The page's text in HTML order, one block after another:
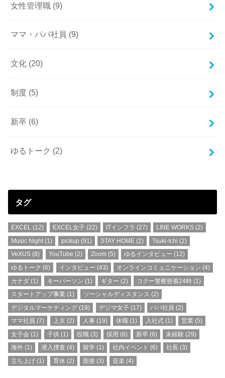
女性管理職 (9)
ママ・パパ社員 (9)
文化 (20)
制度 (5)
新卒 (6)
ゆるトーク (2)
タグ
EXCEL (12) EXCEL女子(22) ITインフラ (27) LINE WORKS (2)
Music Night (1) pickup (91) STAY HOME(2) Tsuki-Ichi (2)
VeXUS (8) YouTube (2) Zoom (5) ゆるインタビュー (12)
ゆるトーク (6) インタビュー (43) オンラインコミュニケーション (4)
カナダ (1) キーパーソン (1) ギター (2) コクー警察密着24時 (1)
スタートアップ事業 (1) ソーシャルディスタンス (2)
デジタルマーケティング (19) デジマ女子(17) パパ社員 (2)
ママ社員 (7) 上京(2) 人事(19) 休職 (1) 入社式 (1) 営業 (5)
女子会 (1) 子供(1) 役職(3) 採用 (6) 新卒 (6) 未経験 (29)
海外 (1) 潜入捜査 (4) 留学(1) 社内イベント (6) 社長 (3)
立ち上げ (1) 育休 (2) 面接(3) 音楽 (4)